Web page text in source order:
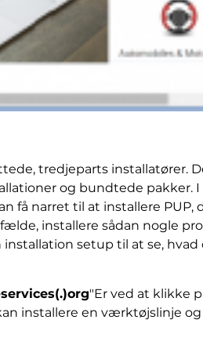
tredjeparts installatører.
og bundtede pakker. I
få narret til at installere PUP,
installere sådan nogle
setup til at se, hvad
"Er ved at klikke
installere en værktøjslinje og